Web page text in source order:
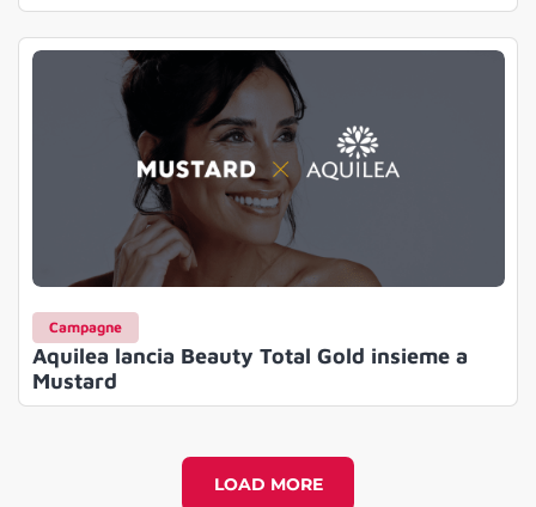
Campagne
Aquilea lancia Beauty Total Gold insieme a
Mustard
LOAD MORE